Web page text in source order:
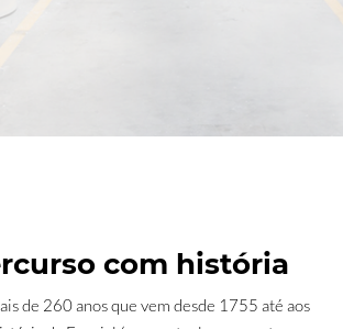
com história
de 260 anos que vem desde 1755 até aos